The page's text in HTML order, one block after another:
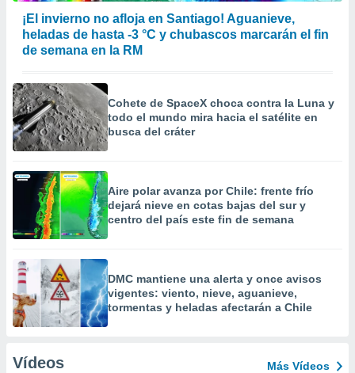
¡El invierno no afloja en Santiago! Aguanieve,
heladas de hasta -3 °C y chubascos marcarán el fin
de semana en la RM
Cohete de SpaceX choca contra la Luna y
todo el mundo mira hacia el satélite en
busca del cráter
Aire polar avanza por Chile: frente frío
dejará nieve en cotas bajas del sur y
centro del país este fin de semana
DMC mantiene una alerta y once avisos
vigentes: viento, nieve, aguanieve,
tormentas y heladas afectarán a Chile
Vídeos Más Vídeos